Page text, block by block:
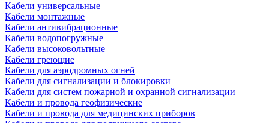
Кабели универсальные
Кабели монтажные
Кабели антивибрационные
Кабели водопогружные
Кабели высоковольтные
Кабели греющие
Кабели для аэродромных огней
Кабели для сигнализации и блокировки
Кабели для систем пожарной и охранной сигнализации
Кабели и провода геофизические
Кабели и провода для медицинских приборов